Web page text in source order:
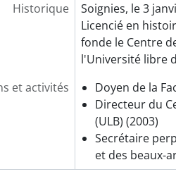
Historique
Soignies, le 3
Licencié en
fonde le Centre
l'Université libre
et activités
Doyen de la
Directeur du
(ULB) (2003)
Secrétaire
et des beaux-